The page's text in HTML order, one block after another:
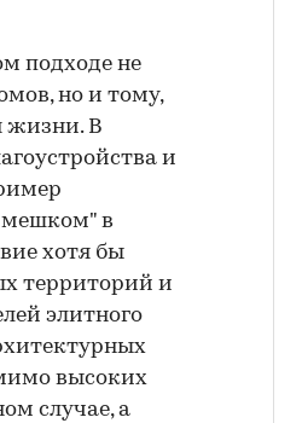
подходе не
но и тому,
жизни. В
и
в
хотя бы
территорий и
элитного
высоких
случае, а